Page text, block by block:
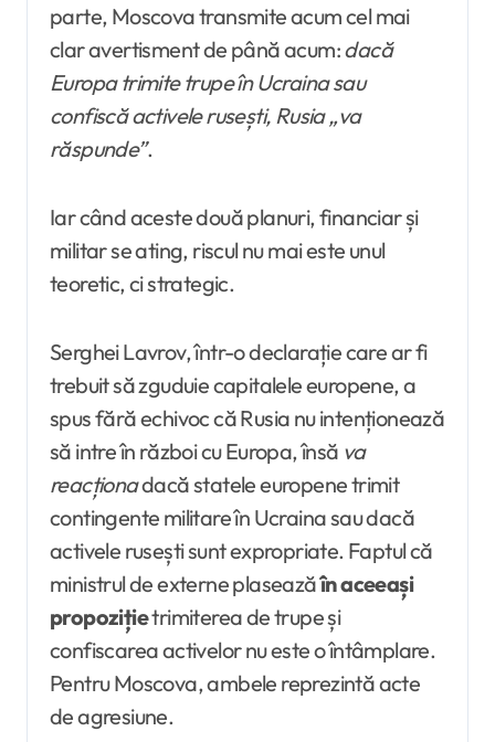
parte, Moscova transmite acum cel mai
clar avertisment de până acum:dacă
Europa trimite trupe în Ucraina sau
confiscă activele rusești, Rusia „va
răspunde”.
Iar când aceste două planuri, financiar și
militar se ating, riscul nu mai este unul
teoretic, ci strategic.
Serghei Lavrov, într-o declarație care ar fi
trebuit să zguduie capitalele europene, a
spus fără echivoc că Rusia nu intenționează
să intre în război cu Europa, însă va
reacționadacă statele europene trimit
contingente militare în Ucraina sau dacă
activele rusești sunt expropriate. Faptul că
ministrul de externe plaseazăîn aceeași
propozițietrimiterea de trupe și
confiscarea activelor nu este o întâmplare.
Pentru Moscova, ambele reprezintă acte
de agresiune.